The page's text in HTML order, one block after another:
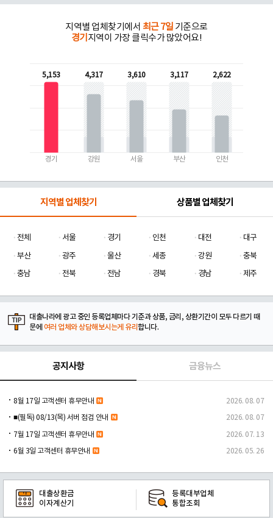
지역별 업체찾기에서 최근 7일 기준으로
경기 지역이 가장 클릭수가 많았어요!
5,153
경기
4,317
강원
3,610
서울
3,117
부산
2,622
인천
지역별 업체찾기 상품별 업체찾기
전체 서울 경기 인천 대전
대구
부산
광주 울산 세종 강원
충북
충남
전북 전남 경북 경남 제주
대출나라에 광고 중인 등록업체마다 기준과 상품, 금리, 상환기간이 모두 다르기 때
문에 여러 업체와 상담해보시는게 유리합니다.
공지사항 금융뉴스
8월 17일 고객센터 휴무안내 2026. 08. 07
■(필독) 08/13(목) 서버 점검 안내 2026. 08. 07
7월 17일 고객센터 휴무안내 2026. 07. 13
6월 3일 고객센터 휴무안내 2026. 05. 26
대출상환금
이자계산기
등록대부업체
통합조회